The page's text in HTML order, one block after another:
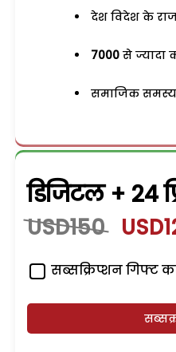
देश विदेश के
7000 से ज्यादा
समाजिक
डिजिटल + 24
USD150
सब्सक्रिप्शन गिफ्ट